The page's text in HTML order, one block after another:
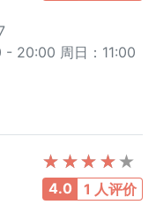
- 20:00 周日：11:00
4.0 1 人评价